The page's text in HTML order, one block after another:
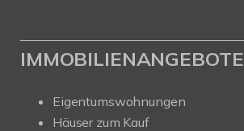
IMMOBILIENANGEBOTE
Eigentumswohnungen
Häuser zum Kauf